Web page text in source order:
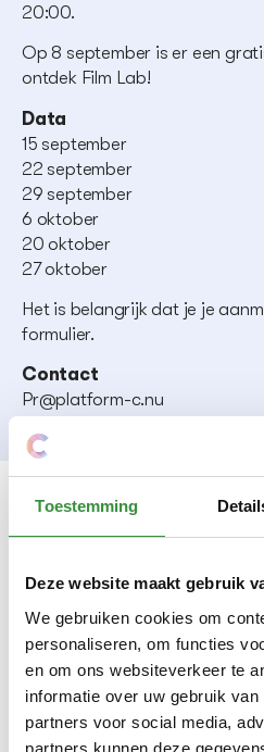
Toestemming
Deze website maakt gebruik
We gebruiken cookies om
personaliseren, om functies
en om ons websiteverkeer te
informatie over uw gebruik
partners voor social media,
partners kunnen deze
20:00.
Op 8 september is er een
ontdek Film Lab!
Data
15 september
22 september
29 september
6 oktober
20 oktober
27 oktober
Het is belangrijk dat je je
formulier.
Contact
Pr@platform-c.nu
Meld je aan!
Leuk dat je erbij bent!
Lab C - Film Lab
E-mailadres